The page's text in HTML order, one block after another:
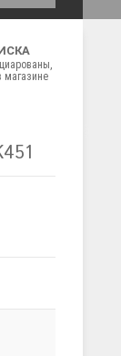
магазине